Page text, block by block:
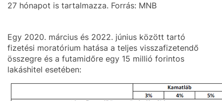
27 hónapot is tartalmazza. Forrás: MNB
Egy 2020. március és 2022. június között tartó
fizetési moratórium hatása a teljes visszafizetendő
összegre és a futamidőre egy 15 millió forintos
lakáshitel esetében: